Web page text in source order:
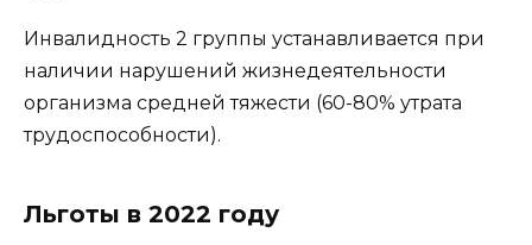
Инвалидность 2 группы устанавливается при
наличии нарушений жизнедеятельности
организма средней тяжести (60-80% утрата
трудоспособности).
Льготы в 2022 году